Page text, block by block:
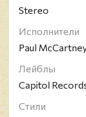
Stereo
Исполнители
Paul
Лейблы
Capitol
Стили